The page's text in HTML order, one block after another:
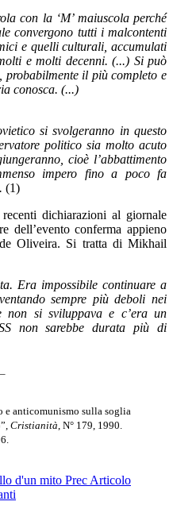
con la ‘M’ maiuscola perché
convergono tutti i malcontenti
e quelli culturali, accumulati
e molti decenni. (...) Si può
probabilmente il più completo e
conosca. (...)
si svolgeranno in questo
politico sia molto acuto
cioè l’abbattimento
impero fino a poco fa
(1)
dichiarazioni al giornale
dell’evento conferma appieno
Oliveira. Si tratta di Mikhail
Era impossibile continuare a
sempre più deboli nei
non si sviluppava e c’era un
non sarebbe durata più di
e anticomunismo sulla soglia
Cristianità , N° 179, 1990.
d'un mito Prec Articolo